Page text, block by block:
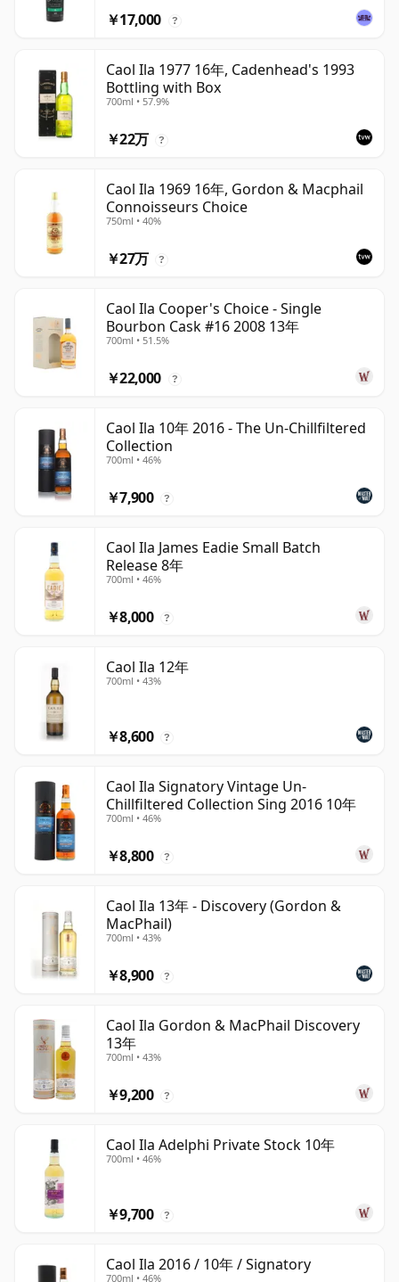
￥17,000 ?
Caol Ila 1977 16年, Cadenhead's 1993
Bottling with Box
700ml • 57.9%
￥22万 ?
Caol Ila 1969 16年, Gordon & Macphail
Connoisseurs Choice
750ml • 40%
￥27万 ?
Caol Ila Cooper's Choice - Single
Bourbon Cask #16 2008 13年
700ml • 51.5%
￥22,000 ?
Caol Ila 10年 2016 - The Un-Chillfiltered
Collection
700ml • 46%
￥7,900 ?
Caol Ila James Eadie Small Batch
Release 8年
700ml • 46%
￥8,000 ?
Caol Ila 12年
700ml • 43%
￥8,600 ?
Caol Ila Signatory Vintage Un-
Chillfiltered Collection Sing 2016 10年
700ml • 46%
￥8,800 ?
Caol Ila 13年 - Discovery (Gordon &
MacPhail)
700ml • 43%
￥8,900 ?
Caol Ila Gordon & MacPhail Discovery
13年
700ml • 43%
￥9,200 ?
Caol Ila Adelphi Private Stock 10年
700ml • 46%
￥9,700 ?
Caol Ila 2016 / 10年 / Signatory
700ml • 46%